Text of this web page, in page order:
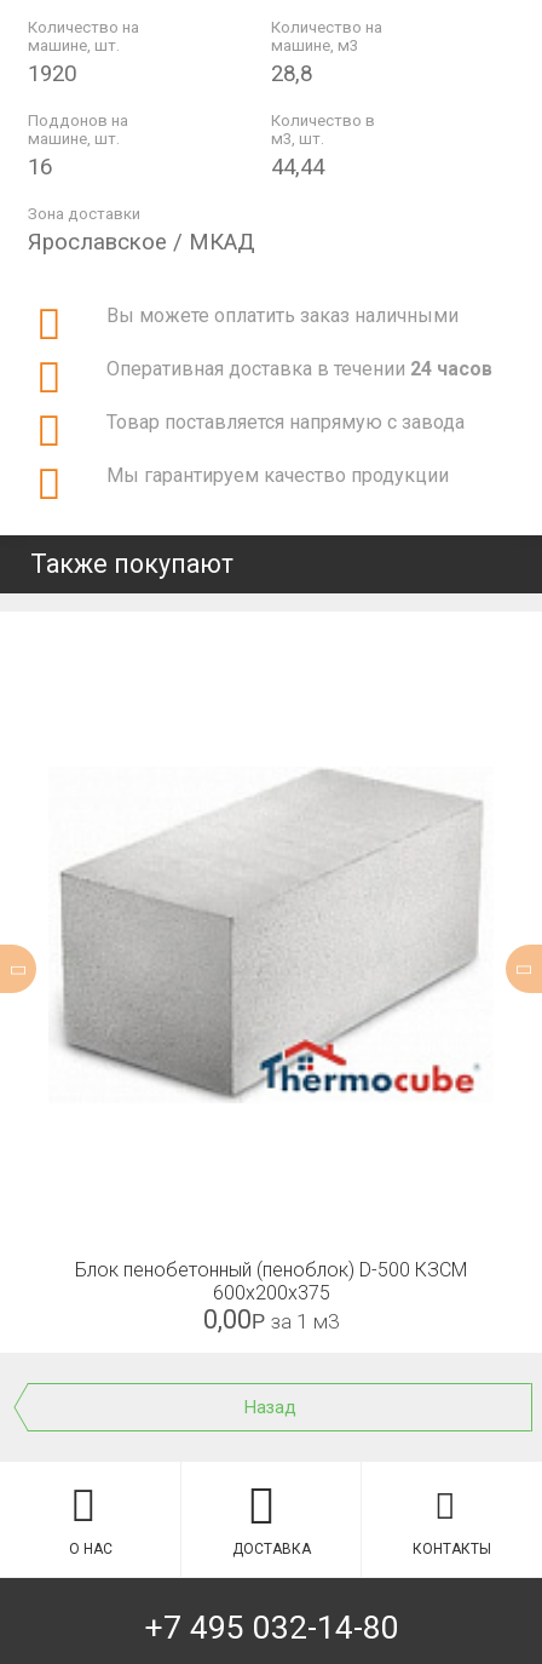
Количество на
машине, шт.
1920
Количество на
машине, м3
28,8
Поддонов на
машине, шт.
16
Количество в
м3, шт.
44,44
Зона доставки
Ярославское / МКАД
Вы можете оплатить заказ наличными
Оперативная доставка в течении 24 часов
Товар поставляется напрямую с завода
Мы гарантируем качество продукции
Также покупают
Блок пенобетонный (пеноблок) D-500 КЗСМ
600x200x375
0,00Р за 1 м3
Назад
О НАС ДОСТАВКА КОНТАКТЫ
+7 495 032-14-80